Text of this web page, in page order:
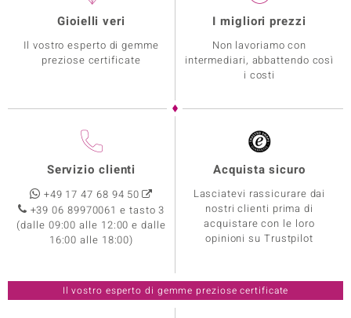
Gioielli veri
Il vostro esperto di gemme
preziose certificate
I migliori prezzi
Non lavoriamo con
intermediari, abbattendo così
i costi
Servizio clienti
+49 17 47 68 94 50
+39 06 89970061 e tasto 3
(dalle 09:00 alle 12:00 e dalle
16:00 alle 18:00)
Acquista sicuro
Lasciatevi rassicurare dai
nostri clienti prima di
acquistare con le loro
opinioni su Trustpilot
Il vostro esperto di gemme preziose certificate